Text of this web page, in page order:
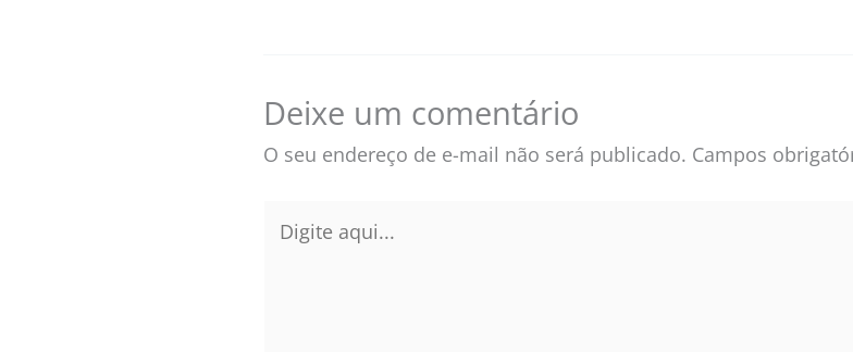
Deixe um comentário
O seu endereço de e-mail não será publicado. Campos
aqui...